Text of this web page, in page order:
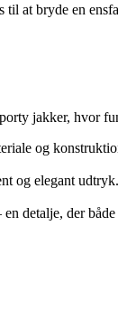
at bryde en
jakker, hvor
og
og elegant
detalje, der